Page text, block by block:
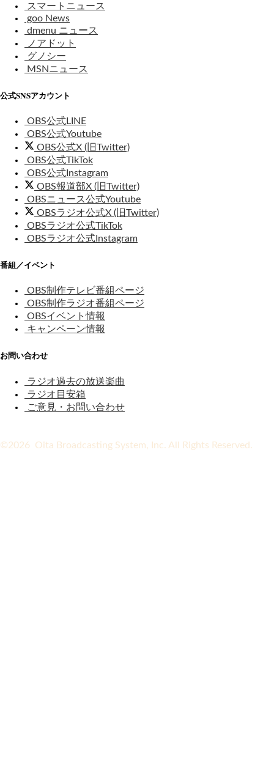
スマートニュース
goo News
dmenu ニュース
ノアドット
グノシー
MSNニュース
公式SNSアカウント
OBS公式LINE
OBS公式Youtube
OBS公式X (旧Twitter)
OBS公式TikTok
OBS公式Instagram
OBS報道部X (旧Twitter)
OBSニュース公式Youtube
OBSラジオ公式X (旧Twitter)
OBSラジオ公式TikTok
OBSラジオ公式Instagram
番組／イベント
OBS制作テレビ番組ページ
OBS制作ラジオ番組ページ
OBSイベント情報
キャンペーン情報
お問い合わせ
ラジオ過去の放送楽曲
ラジオ目安箱
ご意見・お問い合わせ
©2026 Oita Broadcasting System, Inc. All Rights Reserved.